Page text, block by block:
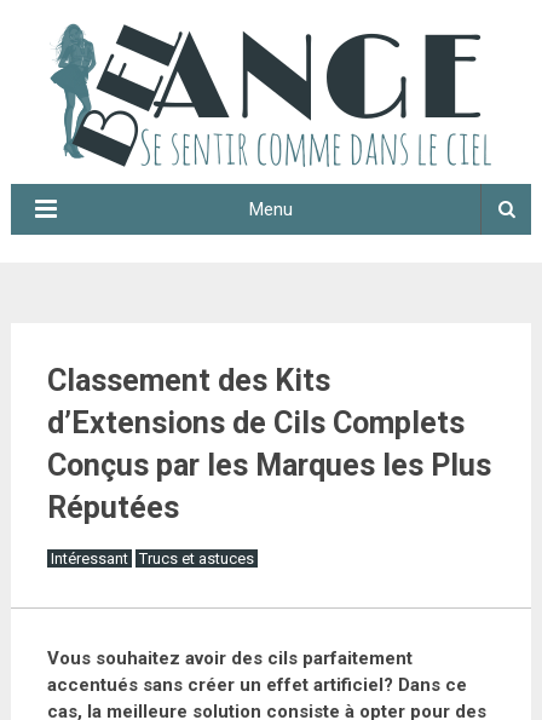
Menu
Classement des Kits
d’Extensions de Cils Complets
Conçus par les Marques les Plus
Réputées
Intéressant Trucs et astuces
Vous souhaitez avoir des cils parfaitement
accentués sans créer un effet artificiel? Dans ce
cas, la meilleure solution consiste à opter pour des